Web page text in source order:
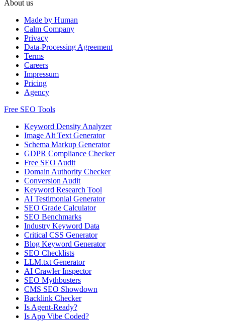
About us
Made by Human
Calm Company
Privacy
Data-Processing Agreement
Terms
Careers
Impressum
Pricing
Agency
Free SEO Tools
Keyword Density Analyzer
Image Alt Text Generator
Schema Markup Generator
GDPR Compliance Checker
Free SEO Audit
Domain Authority Checker
Conversion Audit
Keyword Research Tool
AI Testimonial Generator
SEO Grade Calculator
SEO Benchmarks
Industry Keyword Data
Critical CSS Generator
Blog Keyword Generator
SEO Checklists
LLM.txt Generator
AI Crawler Inspector
SEO Mythbusters
CMS SEO Showdown
Backlink Checker
Is Agent-Ready?
Is App Vibe Coded?